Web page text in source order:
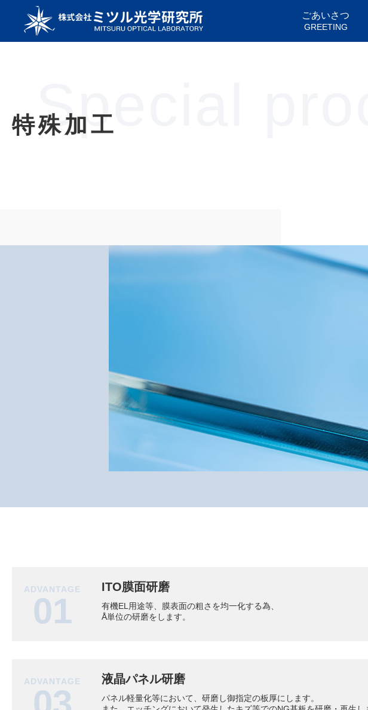
ごあいさつ
GREETING
Special
特殊加工
ADVANTAGE
01
ITO膜面研磨
有機EL用途等、膜表面の粗さを均一化する為、
Å単位の研磨をします。
ADVANTAGE 液晶パネル研磨
パネル軽量化等において、研磨し御指定の板厚にします。